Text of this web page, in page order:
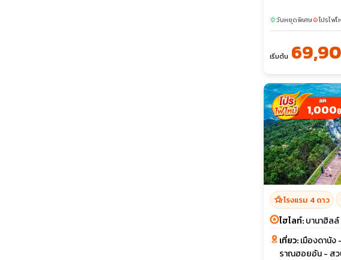
sunnyวันหยุดพิเศษlocal_fire_departmentโปรไฟไ
เริ่มต้น
1,000฿
hotel_classโรงแรม 4 ดาว
ไฮไลท์:บานาฮิล
เที่ยว:เมืองดานัง
ราณฮอยอัน - สว